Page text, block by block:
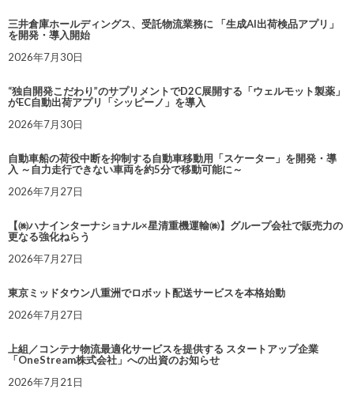
三井倉庫ホールディングス、受託物流業務に 「生成AI出荷検品アプリ」
を開発・導入開始
2026年7月30日
“独自開発こだわり”のサプリメントでD2C展開する「ウェルモット製薬」
がEC自動出荷アプリ「シッピーノ」を導入
2026年7月30日
自動車船の荷役中断を抑制する自動車移動用「スケーター」を開発・導
入 ～自力走行できない車両を約5分で移動可能に～
2026年7月27日
【㈱ハナインターナショナル×星清重機運輸㈱】グループ会社で販売力の
更なる強化ねらう
2026年7月27日
東京ミッドタウン八重洲でロボット配送サービスを本格始動
2026年7月27日
上組／コンテナ物流最適化サービスを提供する スタートアップ企業
「OneStream株式会社」への出資のお知らせ
2026年7月21日